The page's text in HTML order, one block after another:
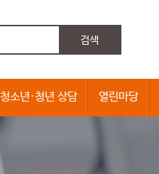
청소년·청년 상담 열린마당